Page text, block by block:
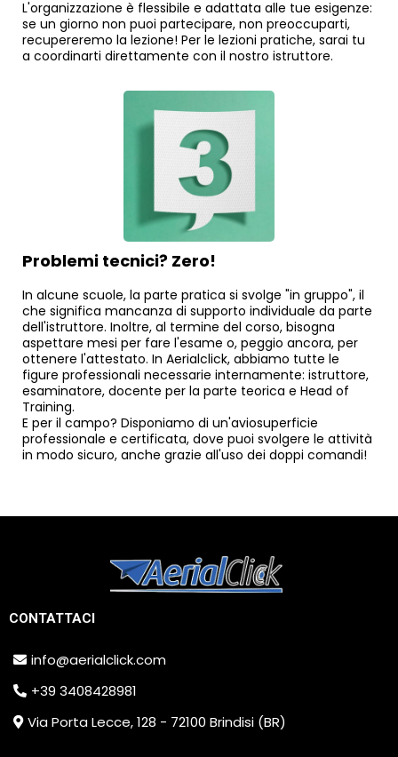
L'organizzazione è flessibile e adattata alle tue esigenze:
se un giorno non puoi partecipare, non preoccuparti,
recupereremo la lezione! Per le lezioni pratiche, sarai tu
a coordinarti direttamente con il nostro istruttore.
Problemi tecnici? Zero!
In alcune scuole, la parte pratica si svolge "in gruppo", il
che significa mancanza di supporto individuale da parte
dell'istruttore. Inoltre, al termine del corso, bisogna
aspettare mesi per fare l'esame o, peggio ancora, per
ottenere l'attestato. In Aerialclick, abbiamo tutte le
figure professionali necessarie internamente: istruttore,
esaminatore, docente per la parte teorica e Head of
Training.
E per il campo? Disponiamo di un'aviosuperficie
professionale e certificata, dove puoi svolgere le attività
in modo sicuro, anche grazie all'uso dei doppi comandi!
CONTATTACI
info@aerialclick.com
+39 3408428981
Via Porta Lecce, 128 - 72100 Brindisi (BR)